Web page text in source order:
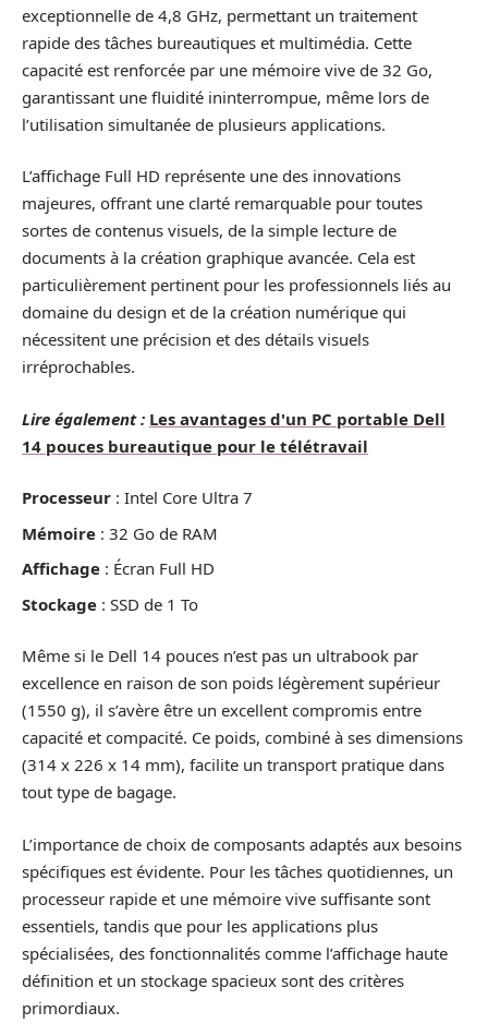
exceptionnelle de 4,8 GHz, permettant un traitement
rapide des tâches bureautiques et multimédia. Cette
capacité est renforcée par une mémoire vive de 32 Go,
garantissant une fluidité ininterrompue, même lors de
l’utilisation simultanée de plusieurs applications.
L’affichage Full HD représente une des innovations
majeures, offrant une clarté remarquable pour toutes
sortes de contenus visuels, de la simple lecture de
documents à la création graphique avancée. Cela est
particulièrement pertinent pour les professionnels liés au
domaine du design et de la création numérique qui
nécessitent une précision et des détails visuels
irréprochables.
Lire également : Les avantages d'un PC portable Dell
14 pouces bureautique pour le télétravail
Processeur : Intel Core Ultra 7
Mémoire : 32 Go de RAM
Affichage : Écran Full HD
Stockage : SSD de 1 To
Même si le Dell 14 pouces n’est pas un ultrabook par
excellence en raison de son poids légèrement supérieur
(1550 g), il s’avère être un excellent compromis entre
capacité et compacité. Ce poids, combiné à ses dimensions
(314 x 226 x 14 mm), facilite un transport pratique dans
tout type de bagage.
L’importance de choix de composants adaptés aux besoins
spécifiques est évidente. Pour les tâches quotidiennes, un
processeur rapide et une mémoire vive suffisante sont
essentiels, tandis que pour les applications plus
spécialisées, des fonctionnalités comme l’affichage haute
définition et un stockage spacieux sont des critères
primordiaux.